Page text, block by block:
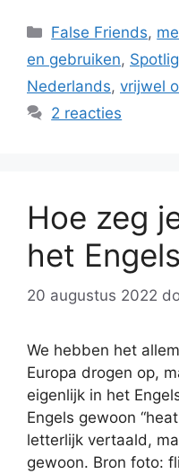
Categorieën
False Friends,
en gebruiken,
Nederlands, vrijwel
2 reacties
Hoe zeg
het
20 augustus 2022
We hebben het
Europa drogen op,
eigenlijk in het
Engels gewoon
letterlijk vertaald,
gewoon. Bron foto: